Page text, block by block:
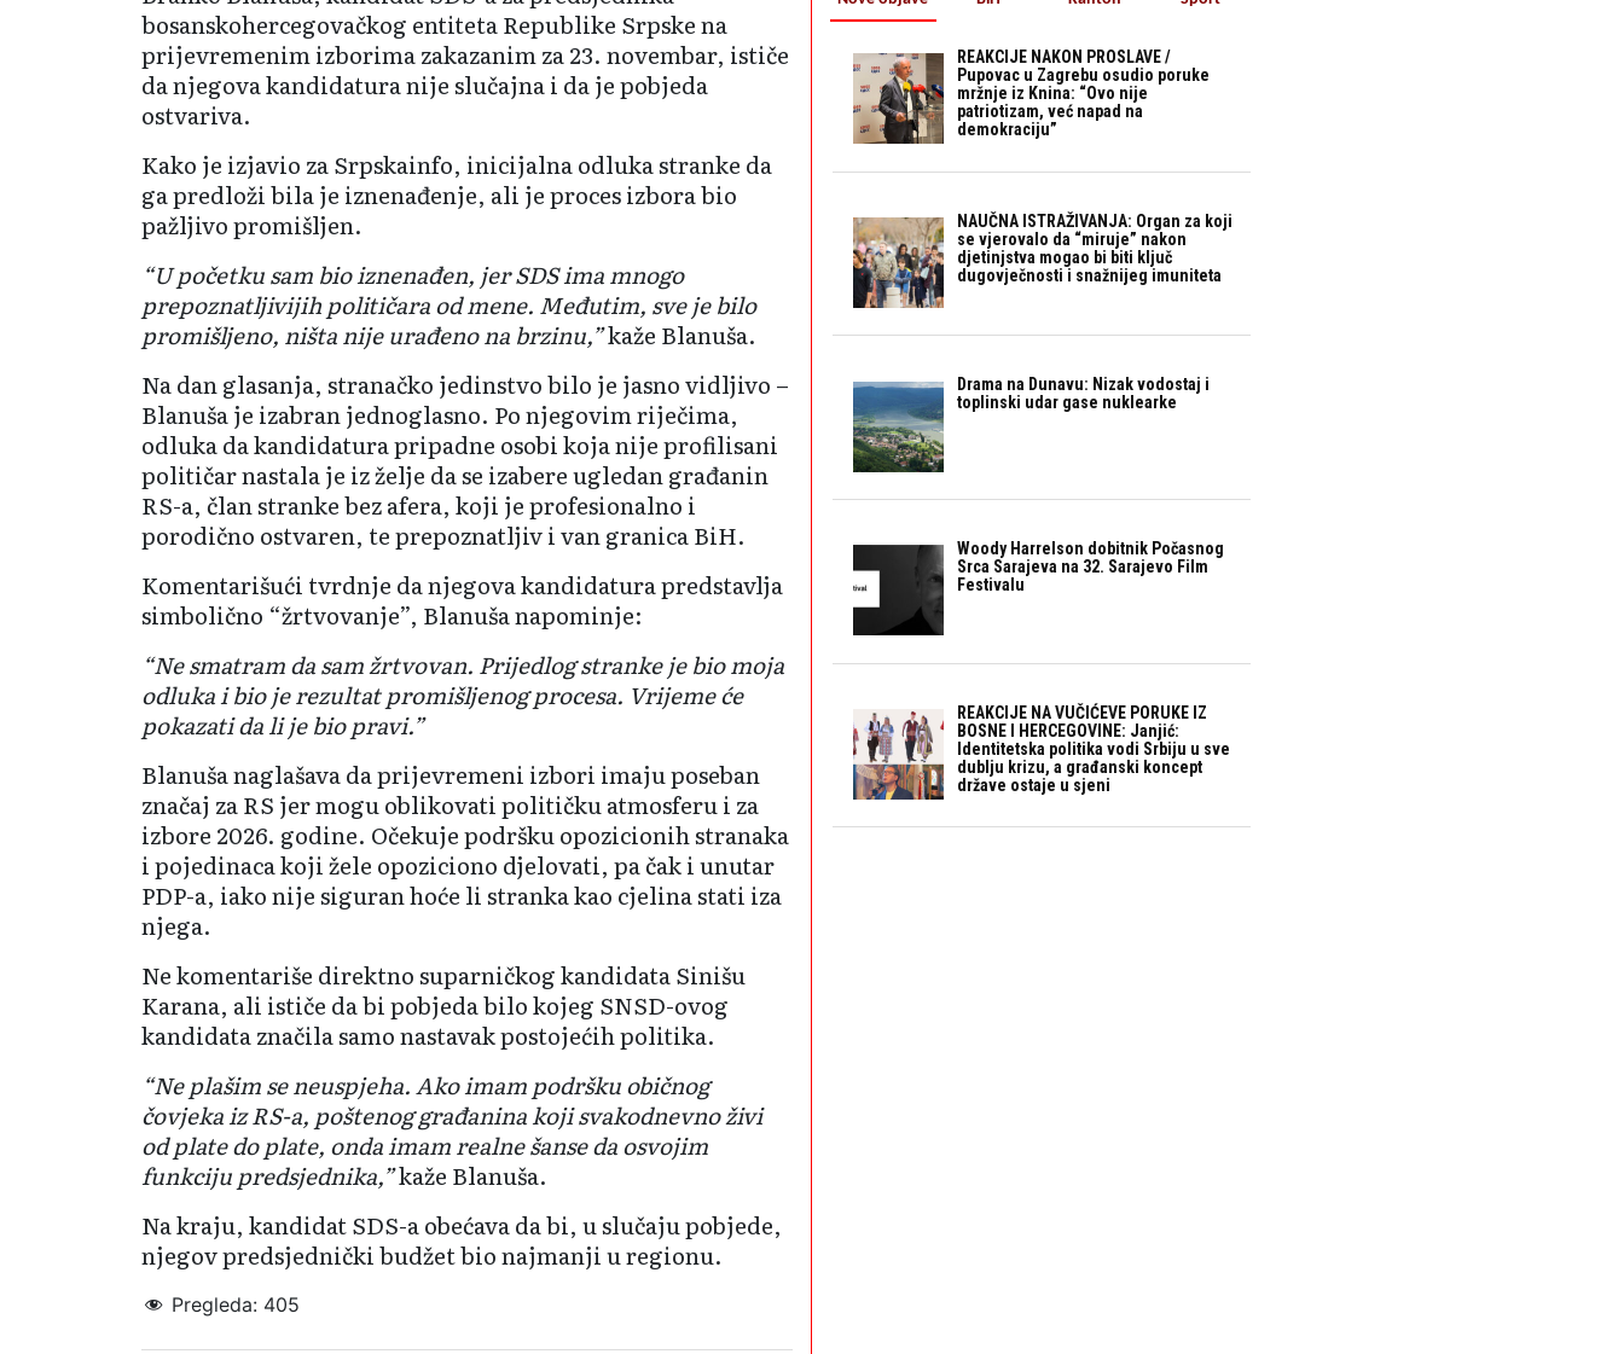
bosanskohercegovačkog entiteta Republike Srpske na
prijevremenim izborima zakazanim za 23. novembar, ističe
da njegova kandidatura nije slučajna i da je pobjeda
ostvariva.
Kako je izjavio za Srpskainfo, inicijalna odluka stranke da
ga predloži bila je iznenađenje, ali je proces izbora bio
pažljivo promišljen.
“U početku sam bio iznenađen, jer SDS ima mnogo
prepoznatljivijih političara od mene. Međutim, sve je bilo
promišljeno, ništa nije urađeno na brzinu,”kaže Blanuša.
Na dan glasanja, stranačko jedinstvo bilo je jasno vidljivo –
Blanuša je izabran jednoglasno. Po njegovim riječima,
odluka da kandidatura pripadne osobi koja nije profilisani
političar nastala je iz želje da se izabere ugledan građanin
RS-a, član stranke bez afera, koji je profesionalno i
porodično ostvaren, te prepoznatljiv i van granica BiH.
Komentarišući tvrdnje da njegova kandidatura predstavlja
simbolično “žrtvovanje”, Blanuša napominje:
“Ne smatram da sam žrtvovan. Prijedlog stranke je bio moja
odluka i bio je rezultat promišljenog procesa. Vrijeme će
pokazati da li je bio pravi.”
Blanuša naglašava da prijevremeni izbori imaju poseban
značaj za RS jer mogu oblikovati političku atmosferu i za
izbore 2026. godine. Očekuje podršku opozicionih stranaka
i pojedinaca koji žele opoziciono djelovati, pa čak i unutar
PDP-a, iako nije siguran hoće li stranka kao cjelina stati iza
njega.
Ne komentariše direktno suparničkog kandidata Sinišu
Karana, ali ističe da bi pobjeda bilo kojeg SNSD-ovog
kandidata značila samo nastavak postojećih politika.
“Ne plašim se neuspjeha. Ako imam podršku običnog
čovjeka iz RS-a, poštenog građanina koji svakodnevno živi
od plate do plate, onda imam realne šanse da osvojim
funkciju predsjednika,”kaže Blanuša.
Na kraju, kandidat SDS-a obećava da bi, u slučaju pobjede,
njegov predsjednički budžet bio najmanji u regionu.
Pregleda: 405
REAKCIJE NAKON PROSLAVE /
Pupovac u Zagrebu osudio poruke
mržnje iz Knina: “Ovo nije
patriotizam, već napad na
demokraciju”
NAUČNA ISTRAŽIVANJA: Organ za koji
se vjerovalo da “miruje” nakon
djetinjstva mogao bi biti ključ
dugovječnosti i snažnijeg imuniteta
Drama na Dunavu: Nizak vodostaj i
toplinski udar gase nuklearke
Woody Harrelson dobitnik Počasnog
Srca Sarajeva na 32. Sarajevo Film
Festivalu
REAKCIJE NA VUČIĆEVE PORUKE IZ
BOSNE I HERCEGOVINE: Janjić:
Identitetska politika vodi Srbiju u sve
dublju krizu, a građanski koncept
države ostaje u sjeni